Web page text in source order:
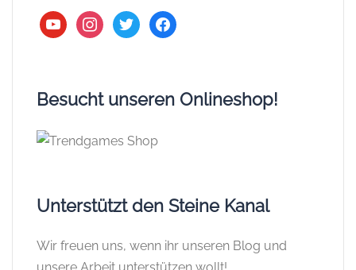
youtubeinstagram
twitter facebook
Besucht unseren Onlineshop!
Unterstützt den Steine Kanal
Wir freuen uns, wenn ihr unseren Blog und